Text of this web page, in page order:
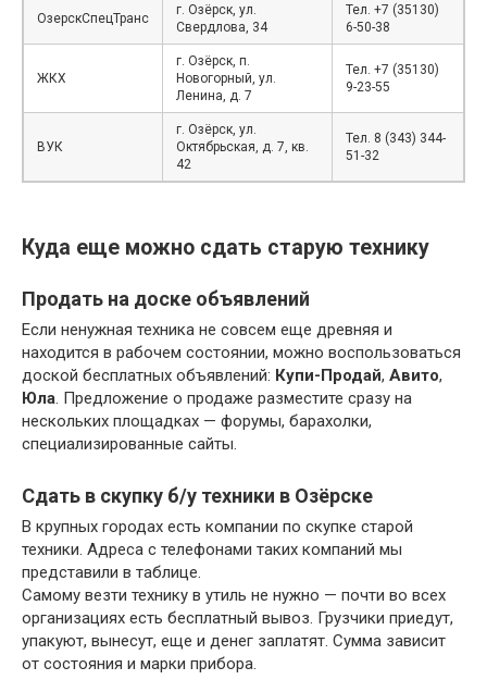
ОзерскСпецТранс
г. Озёрск, ул.
Свердлова, 34
Тел. +7 (35130)
6-50-38
ЖКХ
г. Озёрск, п.
Новогорный, ул.
Ленина, д. 7
Тел. +7 (35130)
9-23-55
ВУК
г. Озёрск, ул.
Октябрьская, д. 7, кв.
42
Тел. 8 (343) 344-
51-32
Куда еще можно сдать старую технику
Продать на доске объявлений
Если ненужная техника не совсем еще древняя и
находится в рабочем состоянии, можно воспользоваться
доской бесплатных объявлений: Купи-Продай, Авито,
Юла. Предложение о продаже разместите сразу на
нескольких площадках — форумы, барахолки,
специализированные сайты.
Сдать в скупку б/у техники в Озёрске
В крупных городах есть компании по скупке старой
техники. Адреса с телефонами таких компаний мы
представили в таблице.
Самому везти технику в утиль не нужно — почти во всех
организациях есть бесплатный вывоз. Грузчики приедут,
упакуют, вынесут, еще и денег заплатят. Сумма зависит
от состояния и марки прибора.